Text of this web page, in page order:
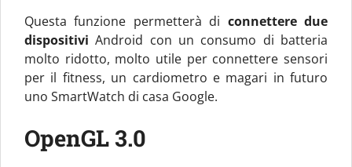
Questa funzione permetterà di connettere due
dispositivi Android con un consumo di batteria
molto ridotto, molto utile per connettere sensori
per il fitness, un cardiometro e magari in futuro
uno SmartWatch di casa Google.
OpenGL 3.0